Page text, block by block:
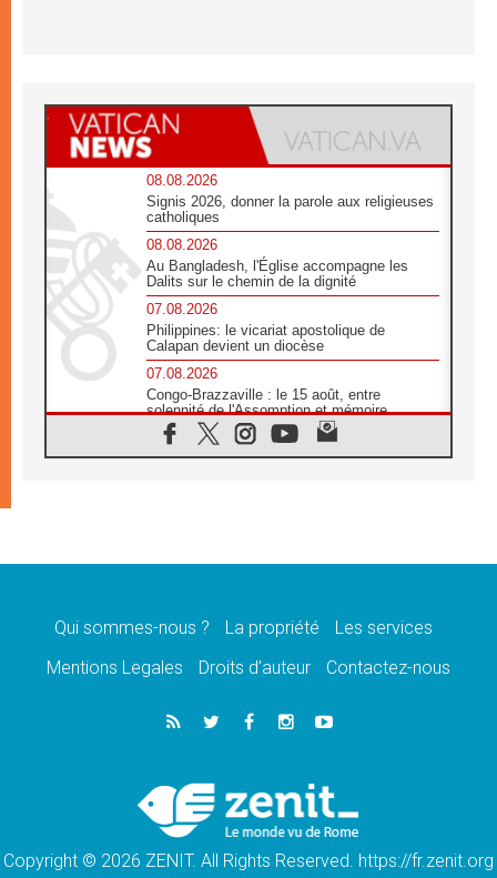
08.08.2026
Signis 2026, donner la parole aux religieuses
catholiques
08.08.2026
Au Bangladesh, l'Église accompagne les
Dalits sur le chemin de la dignité
07.08.2026
Philippines: le vicariat apostolique de
Calapan devient un diocèse
07.08.2026
Congo-Brazzaville : le 15 août, entre
solennité de l'Assomption et mémoire
nationale
07.08.2026
Pape en France dévoilé
1ère Conférence continentale sur l'éducation
07.08.2026
Un logo symbolique pour la venue du Pape
Cardinal Rossi: «La venue du Pape Léon en
Argentine est un hommage à François»
Qui sommes-nous ? La propriété
Les services
Mentions Legales
Droits d’auteur Contactez-nous
Copyright © 2026 ZENIT. All Rights Reserved. https://fr.zenit.org